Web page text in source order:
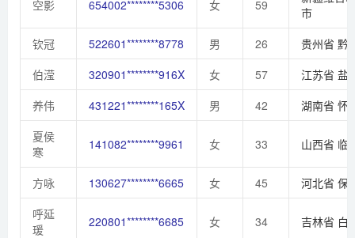
空影 654002********5306 女 59
市
钦冠
522601********8778 男 26 贵州省 黔
伯滢
320901********916X 女 57 江苏省 盐
养伟
431221********165X 男 42 湖南省 怀
夏侯
寒
141082********9961 女 33 山西省 临
方咏 130627********6665 女 45 河北省 保
呼延
瑗
220801********6685 女 34 吉林省 白